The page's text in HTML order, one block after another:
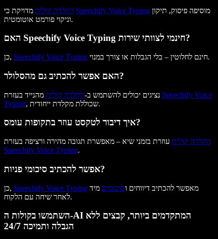
הקלדה קולית Speechify Voice Typing
וניקוי פורמט אוטומטית.
האם Speechify Voice Typing חינמי לצוותי שירות?
כן, Speechify Voice Typing חינם לחלוטין – בלי הגבלות או צורך במנוי.
האם אפשר להכתיב גם מהסלולר?
נציגים יכולים להשתמש ב-הקלדה קולית
Speechify Voice
Typing
, שכוללת מקלדת ייחודית.
איך דיבור לטקסט עוזר בתקופות עומס?
הקלדה קולית עוזרת בזמני שיא – מאפשרת תגובה מהירה ורציפה בעזרת
Speechify Voice Typing.
אפשר להכתיב סיכומי פניות?
כן, Speechify Voice Typing מאפשר להכתיב דיווחים וסיכומים מיד
לאחר שיחה עם הלקוח.
השתמשו בקולות ה-AI המתקדמים ביותר, קבצים ללא
הגבלה ותמיכה 24/7